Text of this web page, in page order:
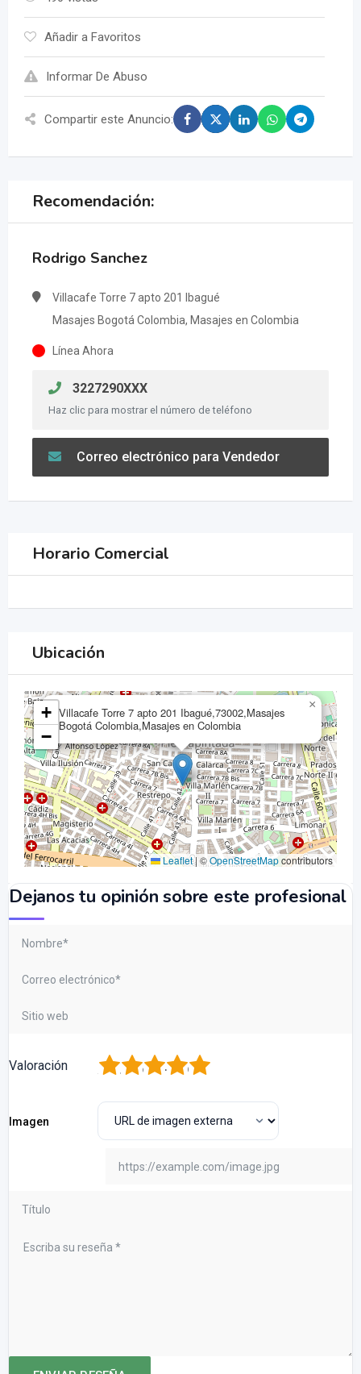
Añadir a Favoritos
Informar De Abuso
Compartir este Anuncio:
Recomendación:
Rodrigo Sanchez
Villacafe Torre 7 apto 201 Ibagué
Masajes Bogotá Colombia, Masajes en Colombia
Línea Ahora
3227290XXX
Haz clic para mostrar el número de teléfono
Correo electrónico para Vendedor
Horario Comercial
Ubicación
Villacafe Torre 7 apto 201 Ibagué,73002,Masajes
Bogotá Colombia,Masajes en Colombia
×
+
−
Leaflet| ©OpenStreetMapcontributors
Dejanos tu opinión sobre este profesional
Valoración 5
4
3
2
Imagen